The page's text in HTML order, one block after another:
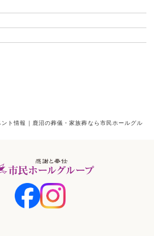
ト情報｜鹿沼の葬儀・家族葬なら市民ホールグル